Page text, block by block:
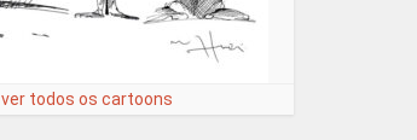
ver todos os cartoons